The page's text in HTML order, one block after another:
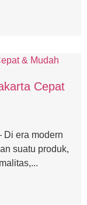
Cepat
Di era modern
suatu produk,